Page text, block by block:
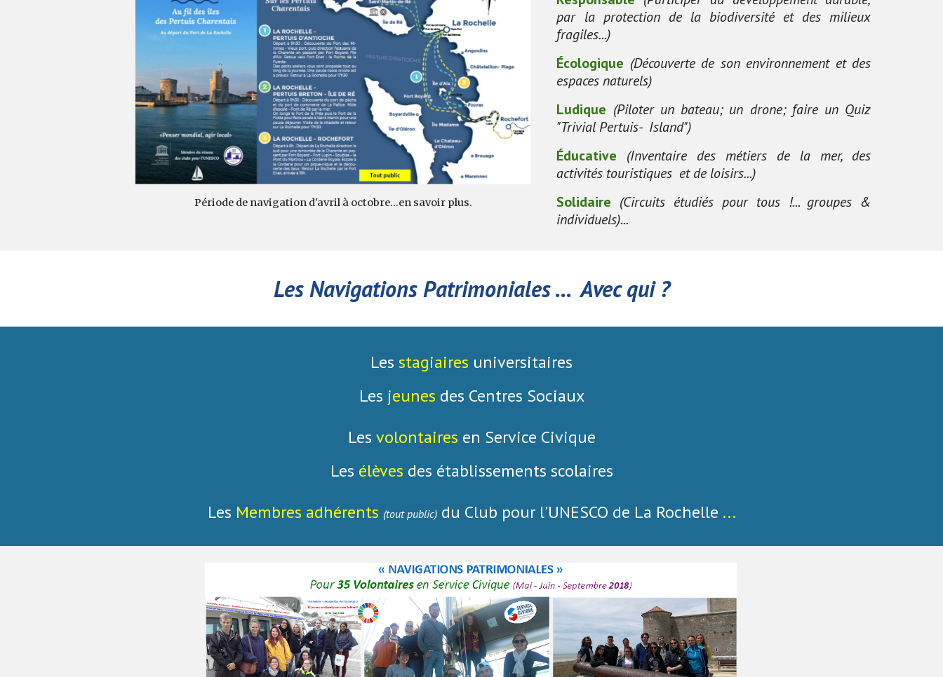
Période de navigation d'avril à octobre...en savoir plus.
par la protection de la biodiversité et des milieux
fragiles...)
Écologique (Découverte de son environnement et des
espaces naturels)
Ludique (Piloter un bateau; un drone; faire un Quiz
"Trivial Pertuis- Island")
Éducative
(Inventaire des métiers de la mer, des
activités touristiques et de loisirs...)
Solidaire (Circuits étudiés pour tous !... groupes &
individuels)...
Les Navigations Patrimoniales ... Avec qui ?
Les stagiaires universitaires
Les jeunes des Centres Sociaux
Les volontaires en Service Civique
Les élèves des établissements scolaires
Les Membres adhérents (tout public)du Club pour l'UNESCO de La Rochelle ...